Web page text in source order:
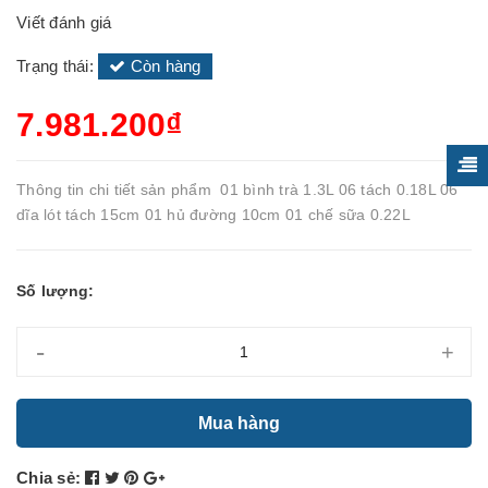
Viết đánh giá
Trạng thái: Còn hàng
7.981.200₫
Thông tin chi tiết sản phẩm 01 bình trà 1.3L 06 tách 0.18L 06
dĩa lót tách 15cm 01 hủ đường 10cm 01 chế sữa 0.22L
Số lượng:
- +
Mua hàng
Chia sẻ: